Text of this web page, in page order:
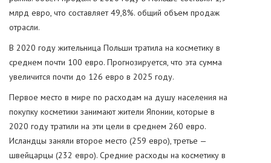
млрд евро, что составляет 49,8%. общий объем продаж
отрасли.
В 2020 году жительница Польши тратила на косметику в
среднем почти 100 евро. Прогнозируется, что эта сумма
увеличится почти до 126 евро в 2025 году.
Первое место в мире по расходам на душу населения на
покупку косметики занимают жители Японии, которые в
2020 году тратили на эти цели в среднем 260 евро.
Исландцы заняли второе место (259 евро), третье —
швейцарцы (232 евро). Средние расходы на косметику в